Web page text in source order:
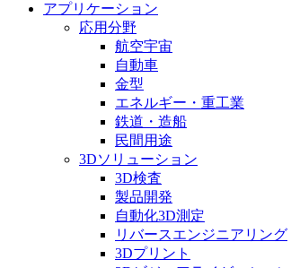
アプリケーション
応用分野
航空宇宙
自動車
金型
エネルギー・重工業
鉄道・造船
民間用途
3Dソリューション
3D検査
製品開発
自動化3D測定
リバースエンジニアリング
3Dプリント